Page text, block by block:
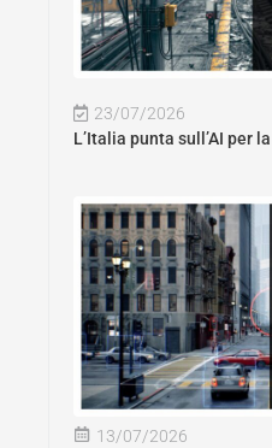
23/07/2026
L’Italia punta sull’AI per
13/07/2026